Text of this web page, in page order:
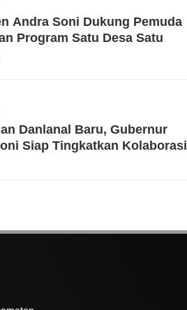
Andra Soni Dukung Pemuda
Program Satu Desa Satu
Danlanal Baru, Gubernur
Siap Tingkatkan Kolaborasi